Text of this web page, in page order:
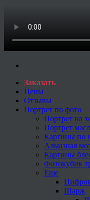
Заказать
Цены
Отзывы
Портрет по фото
Портрет на
Портрет
Картины по
Алмазная
Картины
Фотокубик
Еще
Шарж